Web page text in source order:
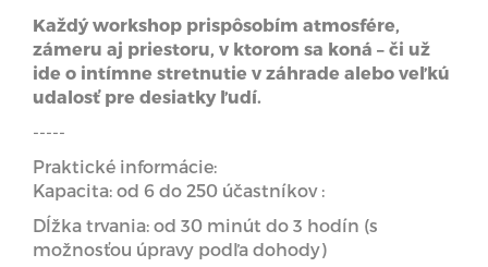
Každý workshop prispôsobím atmosfére,
zámeru aj priestoru, v ktorom sa koná – či už
ide o intímne stretnutie v záhrade alebo veľkú
udalosť pre desiatky ľudí.
-----
Praktické informácie:
Kapacita: od 6 do 250 účastníkov :
Dĺžka trvania: od 30 minút do 3 hodín (s
možnosťou úpravy podľa dohody)